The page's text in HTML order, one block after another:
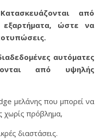
από
εξαρτήματα, ώστε να
αυτόματες
από υψηλής
μελάνης που μπορεί να
χωρίς πρόβλημα,
διαστάσεις.